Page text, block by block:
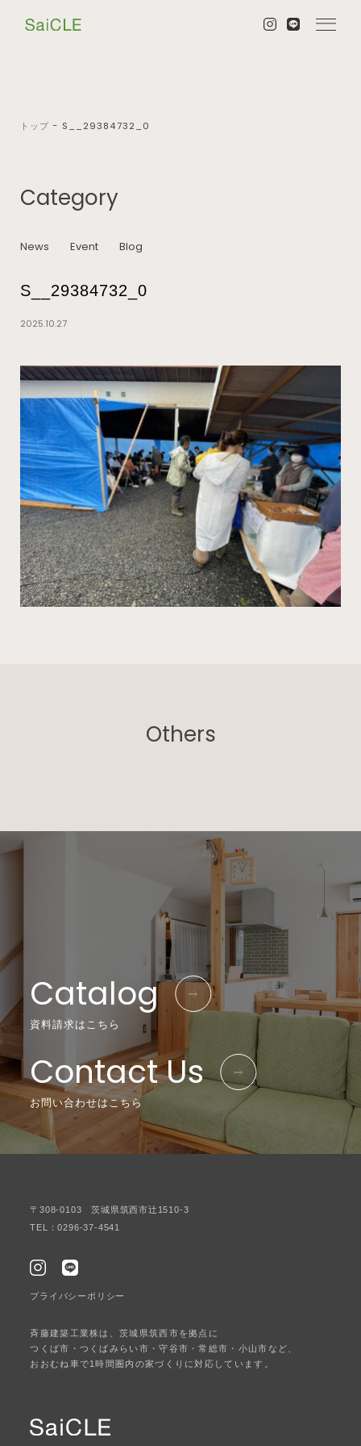
トップ − S__29384732_0
Category
News Event Blog
S__29384732_0
2025.10.27
Others
Catalog
資料請求はこちら
Contact Us
お問い合わせはこちら
〒308-0103 茨城県筑西市辻1510-3
TEL：0296-37-4541
プライバシーポリシー
斉藤建築工業株は、茨城県筑西市を拠点に
つくば市・つくばみらい市・守谷市・常総市・小山市など、
おおむね車で1時間圏内の家づくりに対応しています。